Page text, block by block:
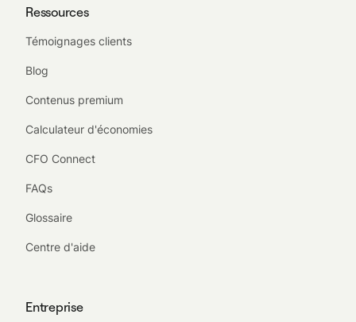
Ressources
Témoignages clients
Blog
Contenus premium
Calculateur d'économies
CFO Connect
FAQs
Glossaire
Centre d'aide
Entreprise